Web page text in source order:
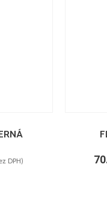
DPH)